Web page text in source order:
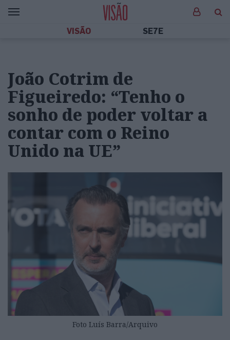
VISÃO SE7E
João Cotrim de
Figueiredo: “Tenho o
sonho de poder voltar a
contar com o Reino
Unido na UE”
Foto Luís Barra/Arquivo